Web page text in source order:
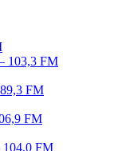
103,3 FM
FM
FM
FM